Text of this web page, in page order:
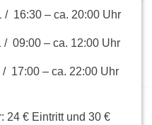
/ 16:30 – ca. 20:00 Uhr
/ 09:00 – ca. 12:00 Uhr
17:00 – ca. 22:00 Uhr
24 € Eintritt und 30 €